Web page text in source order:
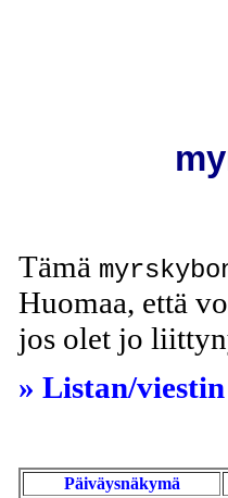
Tämä
Huomaa, että
jos olet jo
» Listan/
Päiväysnäkymä